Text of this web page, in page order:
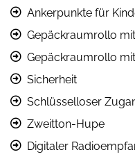
Ankerpunkte für
Gepäckraumrollo
Gepäckraumrollo
Sicherheit
Schlüsselloser
Zweitton-Hupe
Digitaler